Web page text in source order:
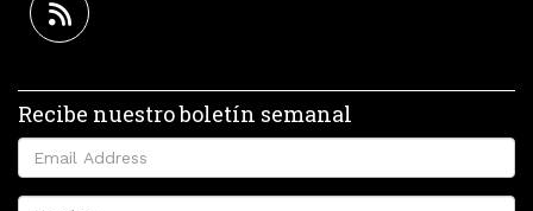
Recibe nuestro boletín semanal